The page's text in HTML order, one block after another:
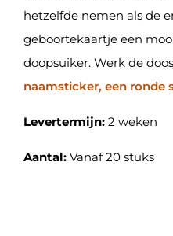
hetzelfde nemen als de
geboortekaartje een
doopsuiker. Werk de
naamsticker, een ronde
Levertermijn: 2 weken
Aantal: Vanaf 20 stuks